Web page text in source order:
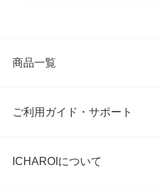
商品一覧
ご利用ガイド・サポート
ICHAROIについて